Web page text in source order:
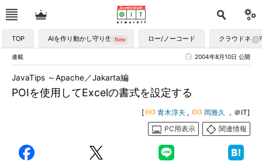
TOP AIを作り動かし守り生かす ロー/ノーコード クラウドネイ
連載 2004年8月10日 公開
POIを使用してExcelの書式を設定する
JavaTips ～Apache／Jakarta編
[ 青木淳夫 , 岡雅久
，＠IT]
PC用表示
関連情報